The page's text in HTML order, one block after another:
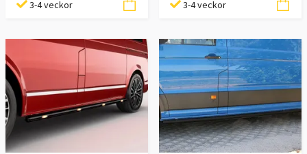
3-4 veckor 3-4 veckor